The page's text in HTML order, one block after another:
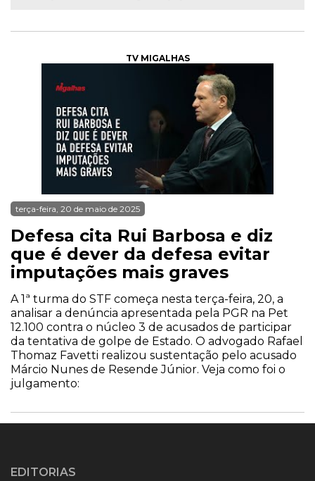
TV MIGALHAS
terça-feira, 20 de maio de 2025
Defesa cita Rui Barbosa e diz
que é dever da defesa evitar
imputações mais graves
A 1ª turma do STF começa nesta terça-feira, 20, a
analisar a denúncia apresentada pela PGR na Pet
12.100 contra o núcleo 3 de acusados de participar
da tentativa de golpe de Estado. O advogado Rafael
Thomaz Favetti realizou sustentação pelo acusado
Márcio Nunes de Resende Júnior. Veja como foi o
julgamento:
EDITORIAS